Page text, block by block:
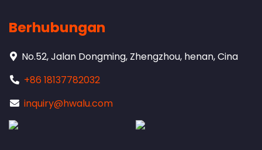
Berhubungan
No.52, Jalan Dongming, Zhengzhou, henan, Cina
+86 18137782032
inquiry@hwalu.com